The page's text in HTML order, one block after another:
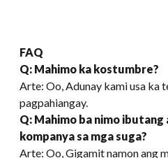
FAQ
Q: Mahimo ka kostumbre?
Arte: Oo, Adunay kami usa ka
pagpahiangay.
Q: Mahimo ba nimo ibutang
kompanya sa mga suga?
Arte: Oo, Gigamit namon ang